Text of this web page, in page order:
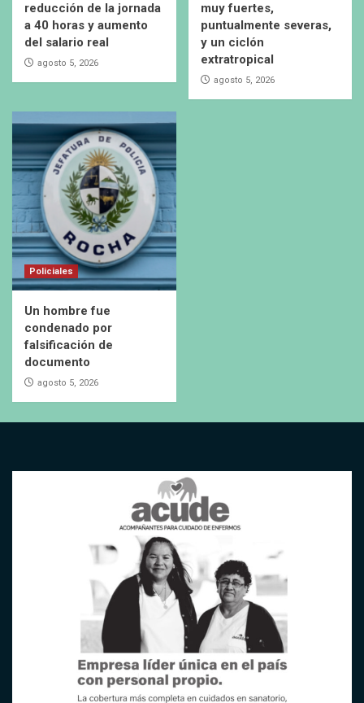
reducción de la jornada
a 40 horas y aumento
del salario real
agosto 5, 2026
muy fuertes,
puntualmente severas,
y un ciclón
extratropical
agosto 5, 2026
Policiales
Un hombre fue
condenado por
falsificación de
documento
agosto 5, 2026